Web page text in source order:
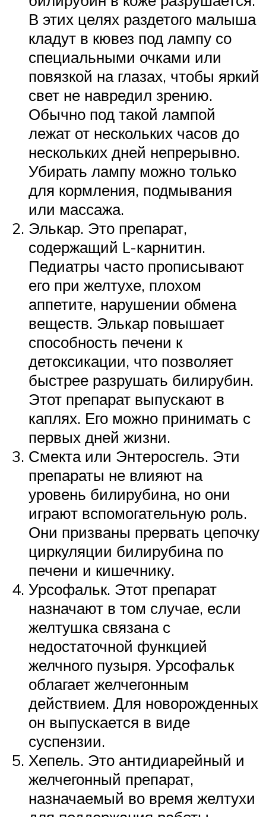
В этих целях раздетого малыша
кладут в кювез под лампу со
специальными очками или
повязкой на глазах, чтобы яркий
свет не навредил зрению.
Обычно под такой лампой
лежат от нескольких часов до
нескольких дней непрерывно.
Убирать лампу можно только
для кормления, подмывания
или массажа.
Элькар. Это препарат,
содержащий L-карнитин.
Педиатры часто прописывают
его при желтухе, плохом
аппетите, нарушении обмена
веществ. Элькар повышает
способность печени к
детоксикации, что позволяет
быстрее разрушать билирубин.
Этот препарат выпускают в
каплях. Его можно принимать с
первых дней жизни.
Смекта или Энтеросгель. Эти
препараты не влияют на
уровень билирубина, но они
играют вспомогательную роль.
Они призваны прервать цепочку
циркуляции билирубина по
печени и кишечнику.
Урсофальк. Этот препарат
назначают в том случае, если
желтушка связана с
недостаточной функцией
желчного пузыря. Урсофальк
облагает желчегонным
действием. Для новорожденных
он выпускается в виде
суспензии.
Хепель. Это антидиарейный и
желчегонный препарат,
назначаемый во время желтухи